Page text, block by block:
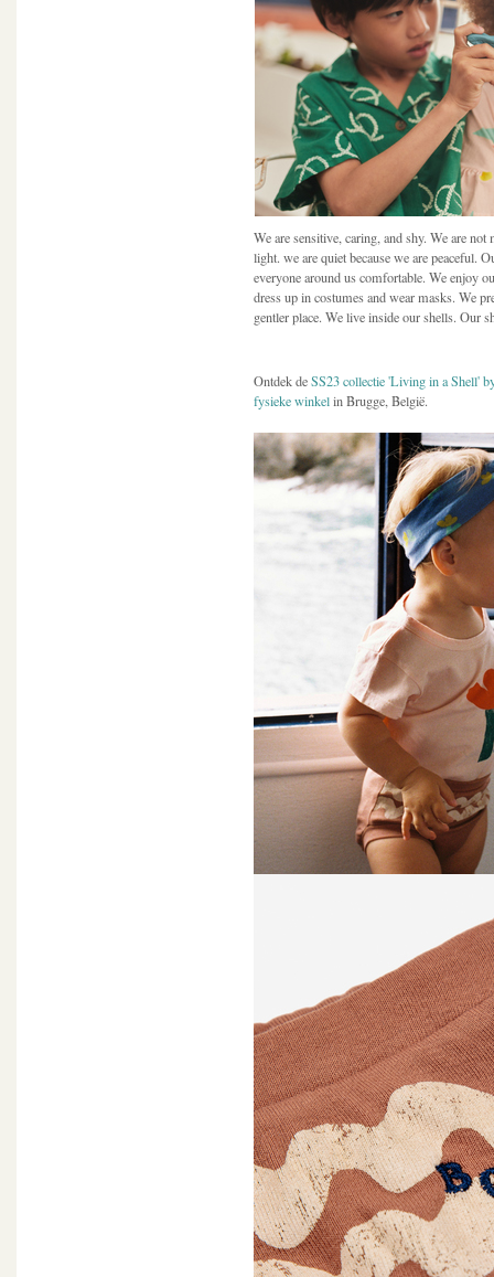
We are sensitive, caring, and shy. We are
light. we are quiet because we are peaceful.
everyone around us comfortable. We enjoy
dress up in costumes and wear masks. We
gentler place. We live inside our shells. Our
Ontdek deSS23 collectie 'Living in a Shell'
fysieke winkelin Brugge, België.